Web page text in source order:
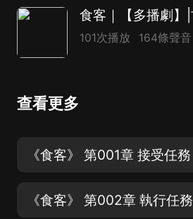
101次播放 164條聲音
查看更多
《食客》 第001章 接受任務
《食客》 第002章 執行任務